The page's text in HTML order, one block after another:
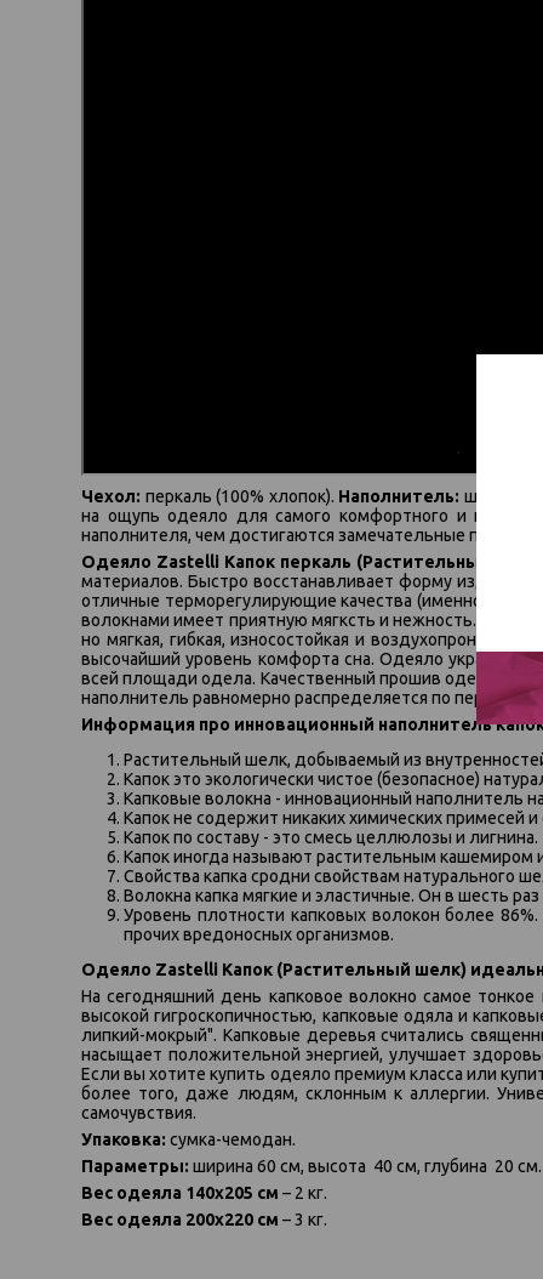
Чехол: перкаль (100% хлопок). Наполнитель: шелк
на ощупь одеяло для самого комфортного и
наполнителя, чем достигаются замечательные
Одеяло Zastelli Капок перкаль (Растительный
материалов. Быстро восстанавливает форму
отличные терморегулирующие качества (именно они
волокнами имеет приятную мягксть и нежность.
но мягкая, гибкая, износостойкая и
высочайший уровень комфорта сна. Одеяло украшено
всей площади одела. Качественный прошив одеяла -
наполнитель равномерно распределяется по
Информация про инновационный наполнитель
Растительный шелк, добываемый из
Капок это экологически чистое (безопасное)
Капковые волокна - инновационный наполнитель
Капок не содержит никаких химических примесей и
Капок по составу - это смесь целлюлозы и лигнина.
Капок иногда называют растительным кашемиром
Свойства капка сродни свойствам натурального
Волокна капка мягкие и эластичные. Он в шесть
Уровень плотности капковых волокон более
прочих вредоносных организмов.
Одеяло Zastelli Капок (Растительный шелк)
На сегодняшний день капковое волокно самое
высокой гигроскопичностью, капковые одяла и
липкий-мокрый". Капковые деревья считались
насыщает положительной энергией, улучшает
Если вы хотите купить одеяло премиум класса или
более того, даже людям, склонным к аллергии.
самочувствия.
Упаковка: сумка-чемодан.
Параметры: ширина 60 см, высота 40 см, глубина 20 см.
Вес одеяла 140х205 см – 2 кг.
Вес одеяла 200х220 см – 3 кг.